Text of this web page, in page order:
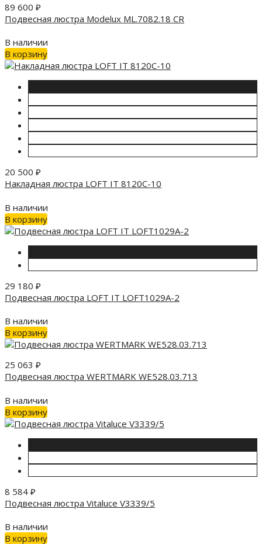
89 600 ₽
Подвесная люстра Modelux ML.7082.18 CR
В наличии
В корзину
20 500 ₽
Накладная люстра LOFT IT 8120C-10
В наличии
В корзину
29 180 ₽
Подвесная люстра LOFT IT LOFT1029A-2
В наличии
В корзину
25 063 ₽
Подвесная люстра WERTMARK WE528.03.713
В наличии
В корзину
8 584 ₽
Подвесная люстра Vitaluce V3339/5
В наличии
В корзину